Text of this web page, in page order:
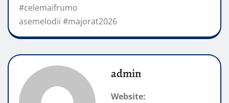
#celemaifrumo
asemelodii #majorat2026
admin
Website: